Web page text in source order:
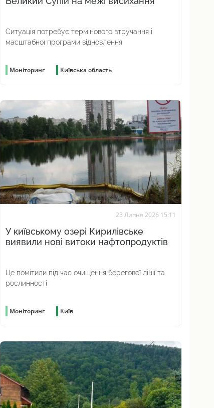
Ситуація потребує термінового втручання і
масштабної програми відновлення
Моніторинг Київська область
23 Липня 2026 15:11
У київському озері Кирилівське
виявили нові витоки нафтопродуктів
Це помітили під час очищення берегової лінії та
рослинності
Моніторинг Київ